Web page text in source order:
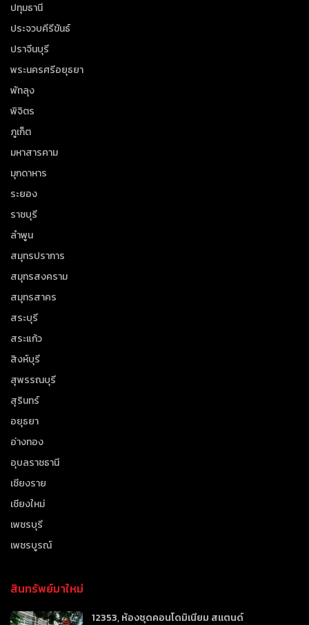
ปทุมธานี
ประจวบคีรีขันธ์
ปราจีนบุรี
พระนครศรีอยุธยา
พัทลุง
พิจิตร
ภูเก็ต
มหาสารคาม
มุกดาหาร
ระยอง
ราชบุรี
ลำพูน
สมุทรปราการ
สมุทรสงคราม
สมุทรสาคร
สระบุรี
สระแก้ว
สิงห์บุรี
สุพรรณบุรี
สุรินทร์
อยุธยา
อ่างทอง
อุบลราชธานี
เชียงราย
เชียงใหม่
เพชรบุรี
เพชรบูรณ์
สินทรัพย์มาใหม่
12353, ห้องชุดคอนโดมิเนียม สแตนด์